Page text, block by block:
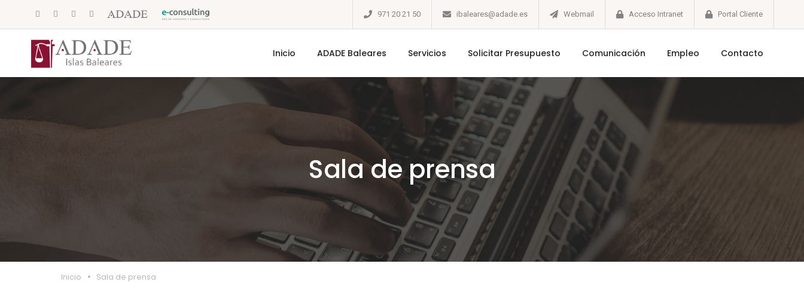
971 20 21 50 ibaleares@adade.es Webmail Acceso Intranet Portal Cliente
Inicio ADADE Baleares Servicios Solicitar Presupuesto Comunicación Empleo Contacto
Sala de prensa
Inicio Sala de prensa